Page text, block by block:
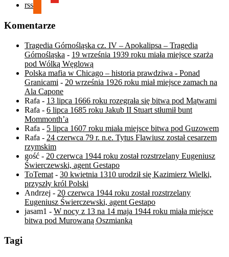
rss
Komentarze
Tragedia Górnośląska cz. IV – Apokalipsa – Tragedia
Górnośląska - 19 września 1939 roku miała miejsce szarża
pod Wólką Węglową
Polska mafia w Chicago – historia prawdziwa - Ponad
Granicami - 20 września 1926 roku miał miejsce zamach na
Ala Capone
Rafa - 13 lipca 1666 roku rozegrała się bitwa pod Mątwami
Rafa - 6 lipca 1685 roku Jakub II Stuart stłumił bunt
Mommonth’a
Rafa - 5 lipca 1607 roku miała miejsce bitwa pod Guzowem
Rafa - 24 czerwca 79 r. n.e. Tytus Flawiusz został cesarzem
rzymskim
gość - 20 czerwca 1944 roku został rozstrzelany Eugeniusz
Świerczewski, agent Gestapo
ToTemat - 30 kwietnia 1310 urodził się Kazimierz Wielki,
przyszły król Polski
Andrzej - 20 czerwca 1944 roku został rozstrzelany
Eugeniusz Świerczewski, agent Gestapo
jasam1 - W nocy z 13 na 14 maja 1944 roku miała miejsce
bitwa pod Murowaną Oszmianką
Tagi